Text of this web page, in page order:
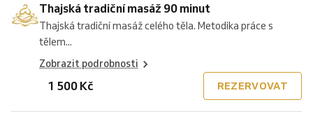
Thajská tradiční masáž 90 minut
Thajská tradiční masáž celého těla. Metodika práce s
tělem...
Zobrazit podrobnosti
1 500 Kč REZERVOVAT